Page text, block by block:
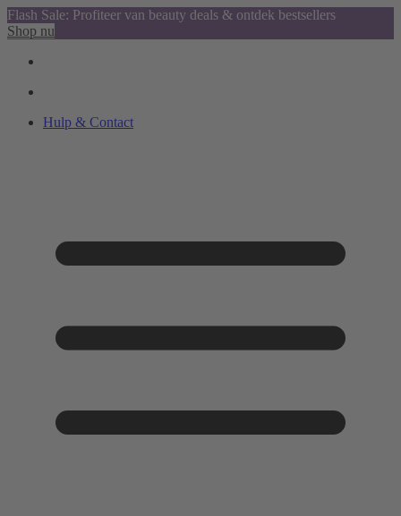
Flash Sale: Profiteer van beauty deals & ontdek bestsellers
Shop nu
Hulp & Contact